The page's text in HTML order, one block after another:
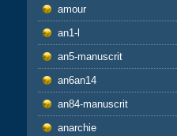
amour
an1-l
an5-manuscrit
an6an14
an84-manuscrit
anarchie